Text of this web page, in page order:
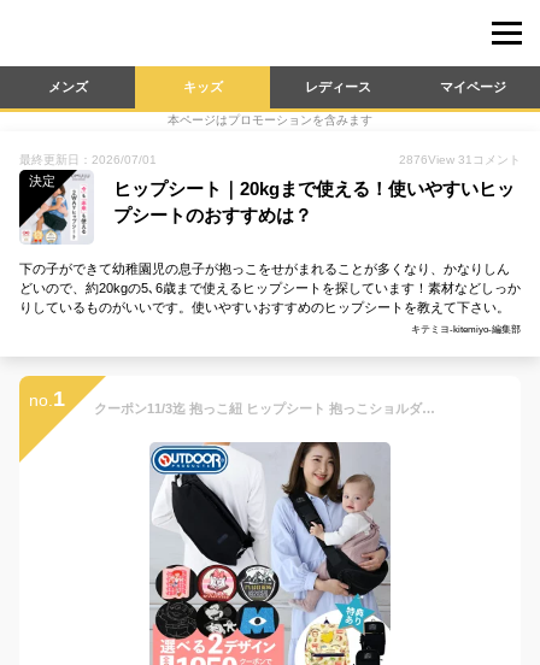
メンズ キッズ レディース マイページ
本ページはプロモーションを含みます
最終更新日：2026/07/01 2876View 31 コメント
決定
ヒップシート｜20kgまで使える！使いやすいヒッ
プシートのおすすめは？
下の子ができて幼稚園児の息子が抱っこをせがまれることが多くなり、かなりしん
どいので、約20kgの5､6歳まで使えるヒップシートを探しています！素材などしっか
りしているものがいいです。使いやすいおすすめのヒップシートを教えて下さい。
キテミヨ-kitemiyo-編集部
no. 1 クーポン11/3迄 抱っこ紐 ヒップシート 抱っこショルダー 20kg レビューでポーチorリュックGET OUTDOOR PRODUCTS アウトドア プロダクツ 送料無料 抱っこひも 抱っこバッグ 子供 ベビースリング 軽量 ディズニー ミッキー 抱っこ ショルダー ショルダーバッグ スリング